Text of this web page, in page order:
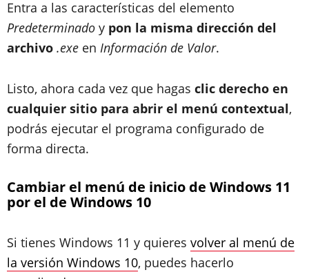
Entra a las características del elemento
Predeterminado y pon la misma dirección del
archivo .exe en Información de Valor.
Listo, ahora cada vez que hagas clic derecho en
cualquier sitio para abrir el menú contextual,
podrás ejecutar el programa configurado de
forma directa.
Cambiar el menú de inicio de Windows 11
por el de Windows 10
Si tienes Windows 11 y quieres volver al menú de
la versión Windows 10, puedes hacerlo